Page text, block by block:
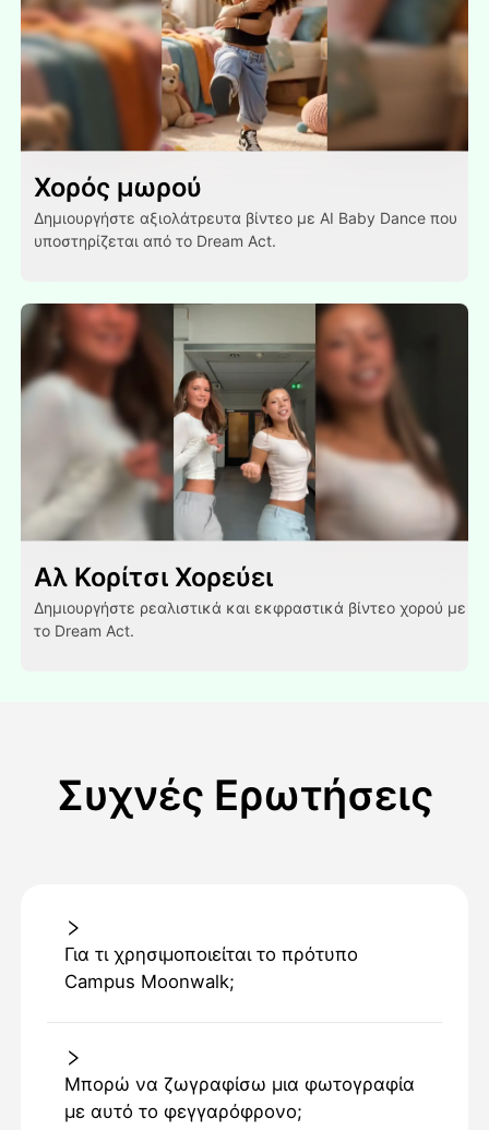
Χορός μωρού
Δημιουργήστε αξιολάτρευτα βίντεο με AI Baby Dance που
υποστηρίζεται από το Dream Act.
Αλ Κορίτσι Χορεύει
Δημιουργήστε ρεαλιστικά και εκφραστικά βίντεο χορού με
το Dream Act.
Συχνές Ερωτήσεις
Για τι χρησιμοποιείται το πρότυπο
Campus Moonwalk;
Μπορώ να ζωγραφίσω μια φωτογραφία
με αυτό το φεγγαρόφρονο;